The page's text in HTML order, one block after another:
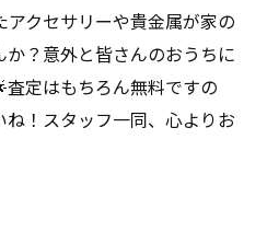
クセサリーや貴金属が家の
？意外と皆さんのおうちに
定はもちろん無料ですの
！スタッフ一同、心よりお